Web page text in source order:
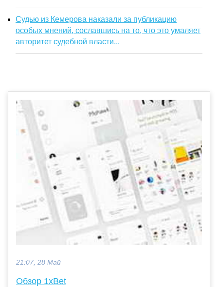
Судью из Кемерова наказали за публикацию
особых мнений, сославшись на то, что это умаляет
авторитет судебной власти...
21:07, 28 Май
Обзор 1xBet